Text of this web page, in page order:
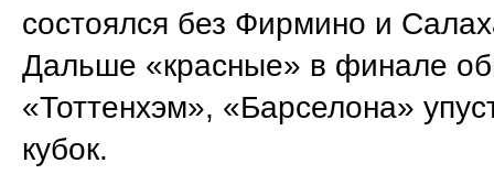
состоялся без Фирмино и
Дальше «красные» в финале
«Тоттенхэм», «Барселона»
кубок.